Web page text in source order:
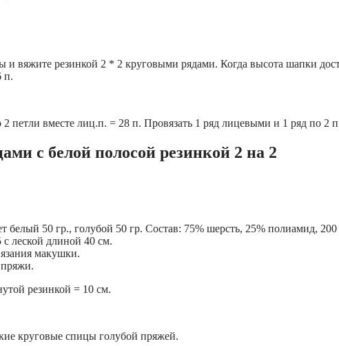
и вяжите резинкой 2 * 2 круговыми рядами. Когда высота шапки
п.
петли вместе лиц.п. = 28 п. Провязать 1 ряд лицевыми и 1 ряд по 2
с белой полосой резинкой 2 на 2
белый 50 гр., голубой 50 гр. Состав: 75% шерсть, 25% полиамид, 200
леской длиной 40 см.
макушки.
резинкой = 10 см.
круговые спицы голубой пряжей.